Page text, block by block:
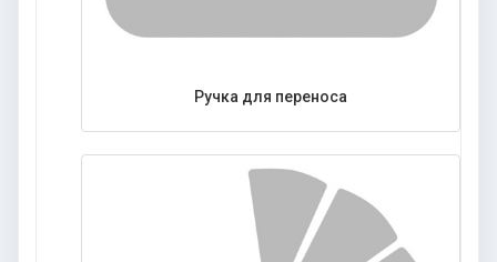
Ручка для переноса